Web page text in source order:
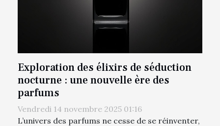
Exploration des élixirs de séduction
nocturne : une nouvelle ère des
parfums
Vendredi 14 novembre 2025 01:16
L’univers des parfums ne cesse de se réinventer,